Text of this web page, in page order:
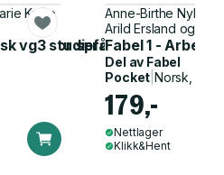
for språklige
Kvåle
vg3 studieførebuande :
Anne-Birthe
Arild Ersland og 2
Fabel 1 -
Del av Fabel
Pocket |Norsk,
179,-
Nettlager
Klikk&Hent